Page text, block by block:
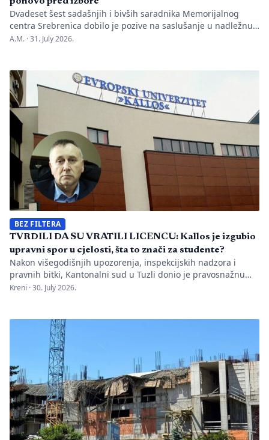
Dvadeset šest sadašnjih i bivših saradnika Memorijalnog
centra Srebrenica dobilo je pozive na saslušanje u nadležnu
policijsku stanicu po nalogu Okružnog javnog tužilaštva u
nakon predstavljanja godišnjeg Izvještaja o negiranju
genocida. Iz Memorijalnog centra upozoravaju da se
istovremeno pozivanje […]
A.M. ·31. July 2026.
BEZ FILTERA
TVRDILI DA SU VRATILI LICENCU: Kallos je izgubio
upravni spor u cjelosti, šta to znači za studente?
Nakon višegodišnjih upozorenja, inspekcijskih nadzora i
pravnih bitki, Kantonalni sud u Tuzli donio je pravosnažnu
presudu kojom se definitivno potvrđuje trajna zabrana rada
kakva je sudbina studenata koji su uložili godine i novac u
bezvrijedne indekse? Odlukom Kantonalnog suda u […]
Kreni ·30. July 2026.